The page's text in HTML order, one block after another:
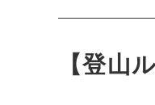
【登山